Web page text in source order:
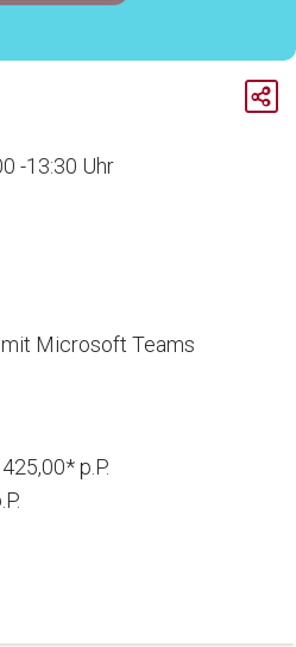
Corporate Influencer im Life Sciences – Pharma Bereich
-13:30 Uhr
Microsoft Teams
p.P.